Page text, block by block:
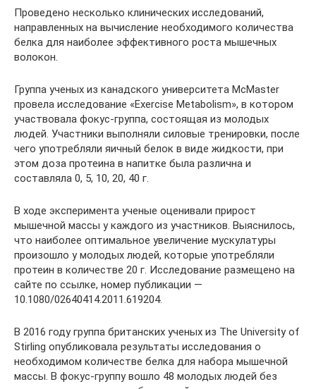
Проведено несколько клинических исследований,
направленных на вычисление необходимого количества
белка для наиболее эффективного роста мышечных
волокон.
Группа ученых из канадского университета McMaster
провела исследование «Exercise Metabolism», в котором
участвовала фокус-группа, состоящая из молодых
людей. Участники выполняли силовые тренировки, после
чего употребляли яичный белок в виде жидкости, при
этом доза протеина в напитке была различна и
составляла 0, 5, 10, 20, 40 г.
В ходе эксперимента ученые оценивали прирост
мышечной массы у каждого из участников. Выяснилось,
что наиболее оптимальное увеличение мускулатуры
произошло у молодых людей, которые употребляли
протеин в количестве 20 г. Исследование размещено на
сайте по ссылке, номер публикации —
10.1080/02640414.2011.619204.
В 2016 году группа британских ученых из The University of
Stirling опубликовала результаты исследования о
необходимом количестве белка для набора мышечной
массы. В фокус-группу вошло 48 молодых людей без